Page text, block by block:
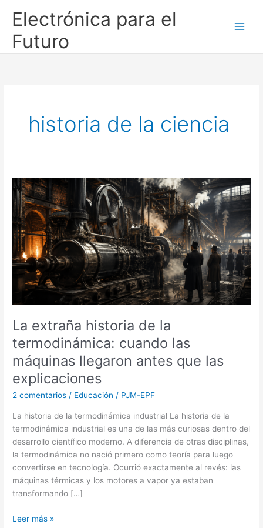
Electrónica para el
Futuro
historia de la ciencia
La extraña historia de la
termodinámica: cuando las
máquinas llegaron antes que las
explicaciones
2 comentarios / Educación / PJM-EPF
La historia de la termodinámica industrial La historia de la
termodinámica industrial es una de las más curiosas dentro del
desarrollo científico moderno. A diferencia de otras disciplinas,
la termodinámica no nació primero como teoría para luego
convertirse en tecnología. Ocurrió exactamente al revés: las
máquinas térmicas y los motores a vapor ya estaban
transformando […]
La
extraña
historia
de
la
termodinámica:
cuando
máquinas
que
las
Leer más »